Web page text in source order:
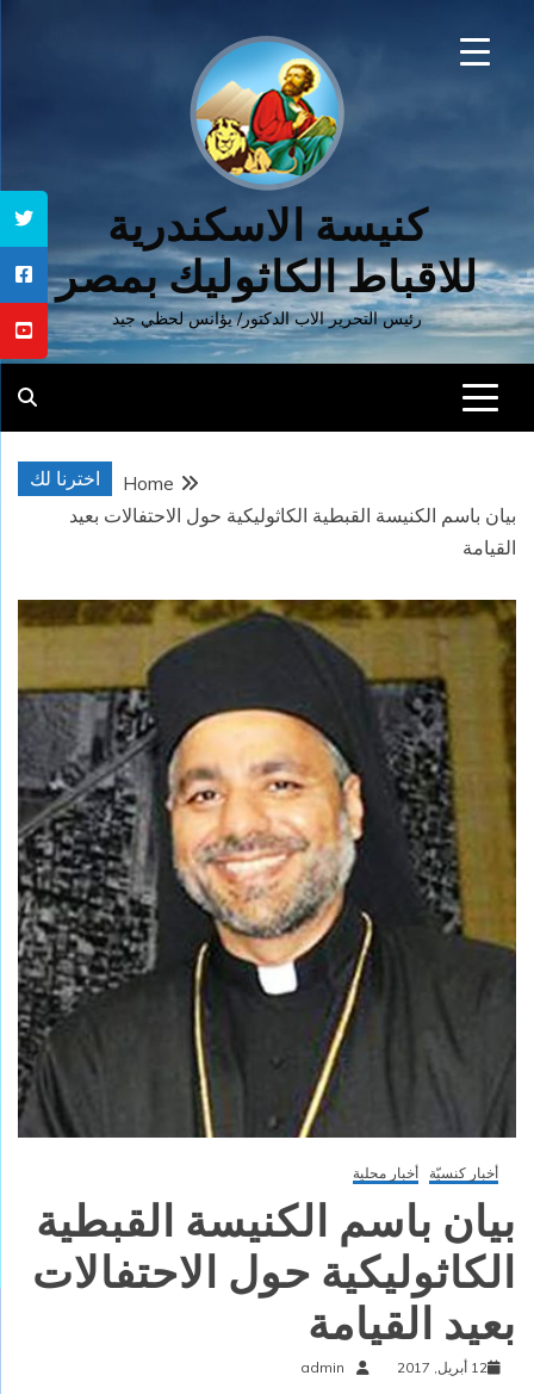
كنيسة الاسكندرية
للاقباط الكاثوليك بمصر
رئيس التحرير الاب الدكتور/ يؤانس لحظي جيد
اخترنا لك
Home
بيان باسم الكنيسة القبطية الكاثوليكية حول الاحتفالات بعيد
القيامة
أخبار كنسيّة أخبار محلية
بيان باسم الكنيسة القبطية
الكاثوليكية حول الاحتفالات
بعيد القيامة
12 أبريل, 2017 admin